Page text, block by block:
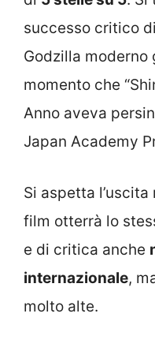
successo critico
Godzilla moderno
momento che
Anno aveva
Japan Academy
Si aspetta
film otterrà lo
e di critica anche
internazionale,
molto alte.